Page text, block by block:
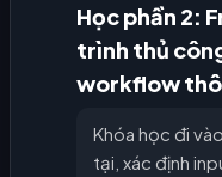
Học phần 2:
trình thủ
workflow
Khóa học đi
tại, xác định